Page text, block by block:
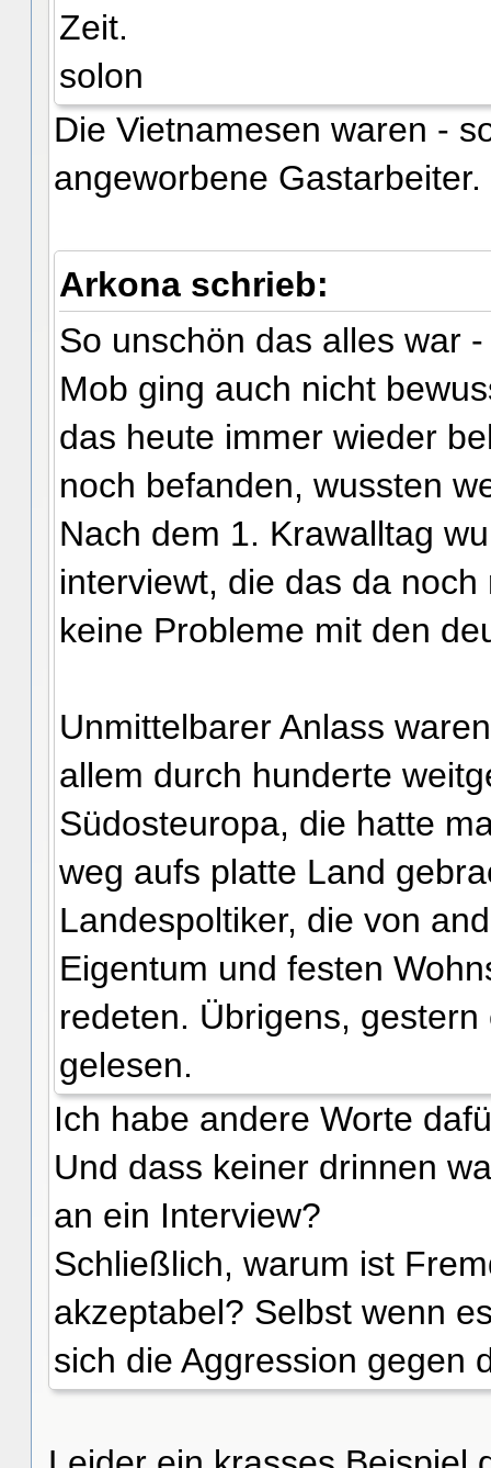
Zeit.
solon
Die Vietnamesen waren -
angeworbene Gastarbeiter.
Arkona schrieb:
So unschön das alles war
Mob ging auch nicht
das heute immer wieder
noch befanden, wussten
Nach dem 1. Krawalltag
interviewt, die das da
keine Probleme mit den
Unmittelbarer Anlass
allem durch hunderte
Südosteuropa, die hatte
weg aufs platte Land
Landespoltiker, die von
Eigentum und festen
redeten. Übrigens,
gelesen.
Ich habe andere Worte
Und dass keiner drinnen
an ein Interview?
Schließlich, warum ist
akzeptabel? Selbst wenn
sich die Aggression gegen